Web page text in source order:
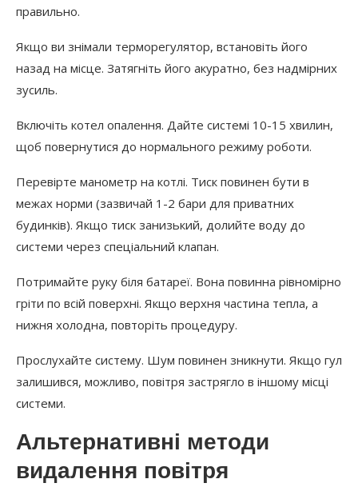
правильно.
Якщо ви знімали терморегулятор, встановіть його
назад на місце. Затягніть його акуратно, без надмірних
зусиль.
Включіть котел опалення. Дайте системі 10-15 хвилин,
щоб повернутися до нормального режиму роботи.
Перевірте манометр на котлі. Тиск повинен бути в
межах норми (зазвичай 1-2 бари для приватних
будинків). Якщо тиск занизький, долийте воду до
системи через спеціальний клапан.
Потримайте руку біля батареї. Вона повинна рівномірно
гріти по всій поверхні. Якщо верхня частина тепла, а
нижня холодна, повторіть процедуру.
Прослухайте систему. Шум повинен зникнути. Якщо гул
залишився, можливо, повітря застрягло в іншому місці
системи.
Альтернативні методи
видалення повітря